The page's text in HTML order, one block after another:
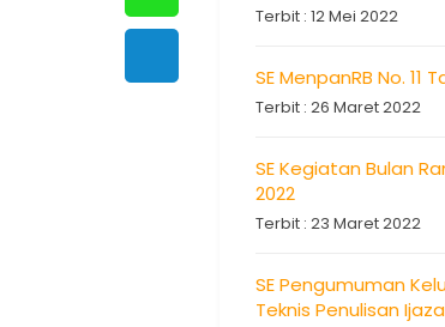
Terbit : 12 Mei 2022
SE MenpanRB No. 11
Terbit : 26 Maret 2022
SE Kegiatan Bulan
2022
Terbit : 23 Maret 2022
SE Pengumuman
Teknis Penulisan